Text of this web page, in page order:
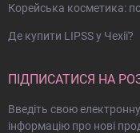
Корейська косметика:
Де купити LIPSS у Чехії?
ПІДПИСАТИСЯ НА
Введіть свою
інформацію про нові